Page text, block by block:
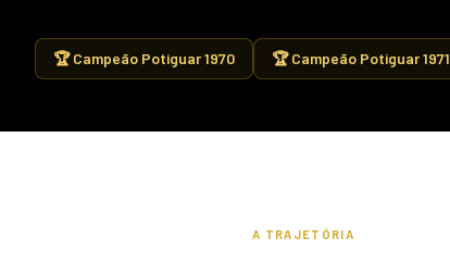
🏆 Campeão Potiguar 1970 🏆 Campeão Potiguar 1971
A TRAJETÓRIA